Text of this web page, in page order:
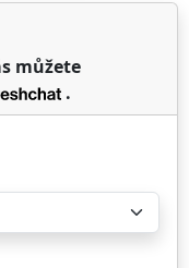
můžete
.